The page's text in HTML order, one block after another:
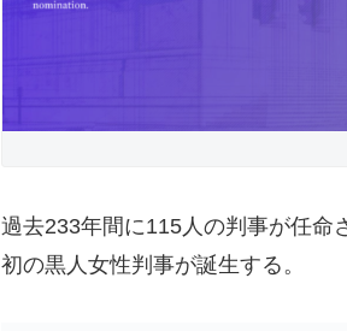
過去233年間に115人の判事が任命
初の黒人女性判事が誕生する。